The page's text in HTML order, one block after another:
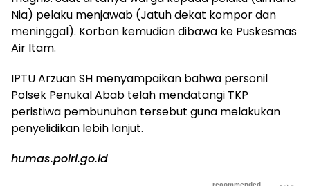
Nia) pelaku menjawab (Jatuh dekat kompor dan
meninggal). Korban kemudian dibawa ke Puskesmas
Air Itam.
IPTU Arzuan SH menyampaikan bahwa personil
Polsek Penukal Abab telah mendatangi TKP
peristiwa pembunuhan tersebut guna melakukan
penyelidikan lebih lanjut.
humas.polri.go.id